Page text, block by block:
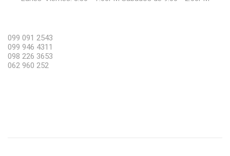
099 091 2543
099 946 4311
098 226 3653
062 960 252